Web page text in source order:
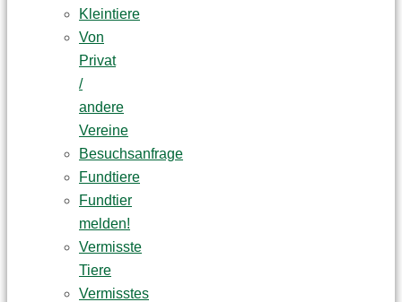
Kleintiere
Von
Privat
/
andere
Vereine
Besuchsanfrage
Fundtiere
Fundtier
melden!
Vermisste
Tiere
Vermisstes